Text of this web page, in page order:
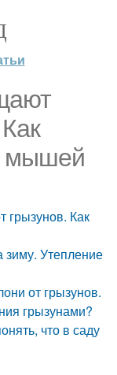
мышей
грызунов. Как
зиму. Утепление
от грызунов.
грызунами?
что в саду